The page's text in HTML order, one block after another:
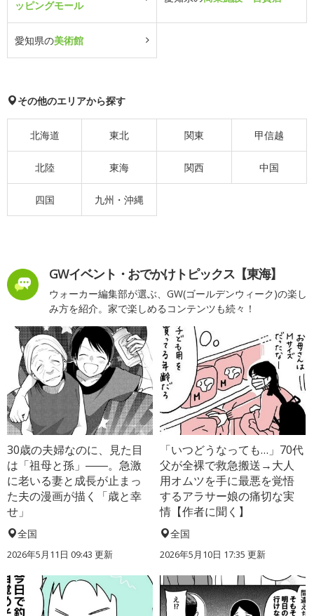
ッピングモール
愛知県の美術館
その他のエリアから探す
北海道 東北 関東 甲信越
北陸 東海 関西 中国
四国 九州・沖縄
GWイベント・おでかけトピックス【東海】
ウォーカー編集部が選ぶ、GW(ゴールデンウィーク)の楽し
み方を紹介。家で楽しめるコンテンツも続々！
30歳の夫婦なのに、見た目
は「祖母と孫」――。急激
に老いる妻と成長が止まっ
た夫の漫画が描く「歳と幸
せ」
全国
2026年5月11日 09:43 更新
「いつどうなっても…」70代
父が全裸で救急搬送→大人
用オムツを手に最悪を覚悟
するアラサー娘の痛切な実
情【作者に聞く】
全国
2026年5月10日 17:35 更新